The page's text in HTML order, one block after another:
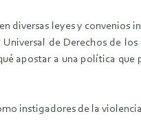
diversas leyes y convenios
de Derechos de
apostar a una política
instigadores de la